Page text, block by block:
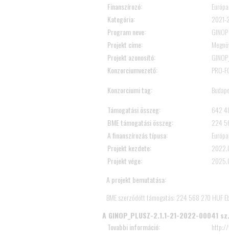
Finanszírozó:
Kategória:
2021-
Program neve:
Projekt címe:
Projekt azonosító:
Konzorciumvezető:
PRO-
Konzorciumi tag:
Támogatási összeg:
642
BME támogatási összeg:
224
A finanszírozás típusa:
Projekt kezdete:
Projekt vége:
A projekt bemutatása:
BME szerződött támogatás: 224 568 270 HUF
A GINOP_PLUSZ-2.1.1-21-2022-
Tovabbi információ:
http://